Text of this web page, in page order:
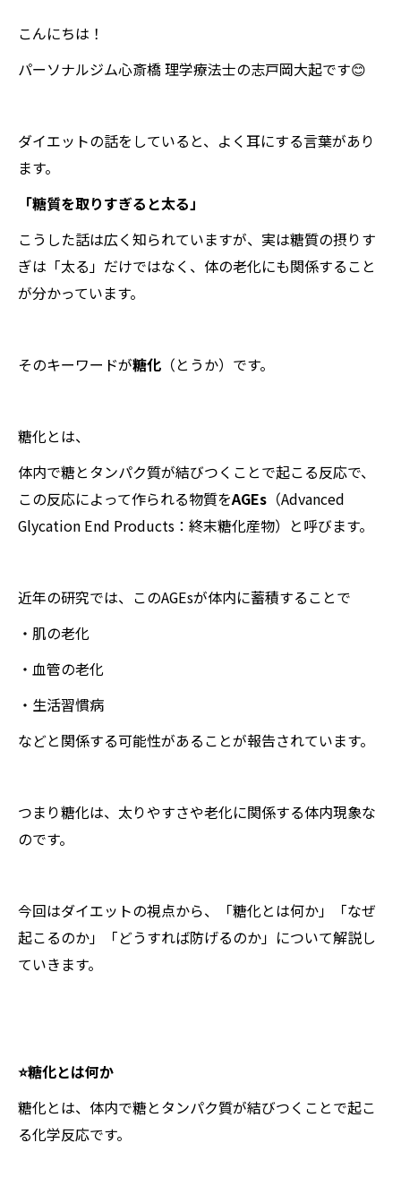
こんにちは！
パーソナルジム心斎橋 理学療法士の志戸岡大起です😊
ダイエットの話をしていると、よく耳にする言葉があり
ます。
「糖質を取りすぎると太る」
こうした話は広く知られていますが、実は糖質の摂りす
ぎは「太る」だけではなく、体の老化にも関係すること
が分かっています。
そのキーワードが糖化 （とうか）です。
糖化とは、
体内で糖とタンパク質が結びつくことで起こる反応で、
この反応によって作られる物質をAGEs （Advanced
Glycation End Products：終末糖化産物）と呼びます。
近年の研究では、このAGEsが体内に蓄積することで
・肌の老化
・血管の老化
・生活習慣病
などと関係する可能性があることが報告されています。
つまり糖化は、太りやすさや老化に関係する体内現象な
のです。
今回はダイエットの視点から、「糖化とは何か」「なぜ
起こるのか」「どうすれば防げるのか」について解説し
ていきます。
⭐️糖化とは何か
糖化とは、体内で糖とタンパク質が結びつくことで起こ
る化学反応です。